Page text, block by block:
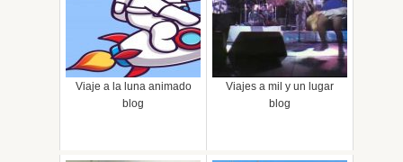
Viaje a la luna animado
blog
Viajes a mil y un lugar
blog